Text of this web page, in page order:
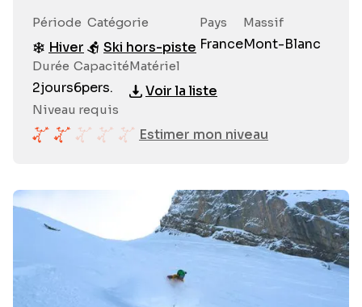
Période
Hiver
Catégorie
Ski hors-piste
Pays
France
Massif
Mont-Blanc
Durée
2jours
Capacité
6pers.
Matériel
Voir la liste
Niveau requis
Estimer mon niveau